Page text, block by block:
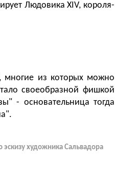
Людовика XIV, короля-
многие из которых можно
своеобразной фишкой
- основательница тогда
художника Сальвадора